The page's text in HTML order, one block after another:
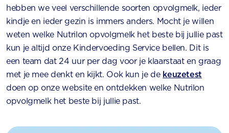
hebben we veel verschillende soorten opvolgmelk, ieder
kindje en ieder gezin is immers anders. Mocht je willen
weten welke Nutrilon opvolgmelk het beste bij jullie past
kun je altijd onze Kindervoeding Service bellen. Dit is
een team dat 24 uur per dag voor je klaarstaat en graag
met je mee denkt en kijkt. Ook kun je de keuzetest
doen op onze website en ontdekken welke Nutrilon
opvolgmelk het beste bij jullie past.